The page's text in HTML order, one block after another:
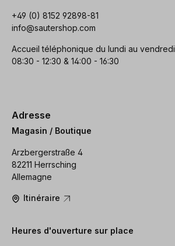
+49 (0) 8152 92898-81
info@sautershop.com
Accueil téléphonique du lundi au vendredi
08:30 - 12:30 & 14:00 - 16:30
Adresse
Magasin / Boutique
Arzbergerstraße 4
82211 Herrsching
Allemagne
Itinéraire
Heures d'ouverture sur place